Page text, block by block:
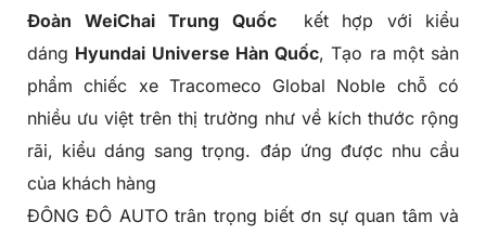
Đoàn WeiChai
Trung Quốckết hợp với kiểu
dáng Hyundai Universe Hàn Quốc, Tạo ra một sản
phẩm chiếc xe Tracomeco Global Noble chỗ có
nhiều ưu việt trên thị trường như về kích thước rộng
rãi, kiểu dáng sang trọng. đáp ứng được nhu cầu
của khách hàng
ĐÔNG ĐÔ AUTO trân trọng biết ơn sự quan tâm và